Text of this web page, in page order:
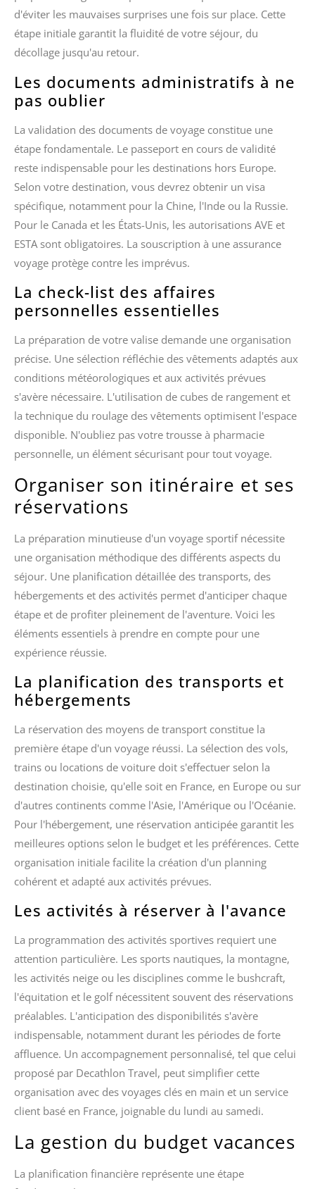
d'éviter les mauvaises surprises une fois sur place. Cette
étape initiale garantit la fluidité de votre séjour, du
décollage jusqu'au retour.
Les documents administratifs à ne
pas oublier
La validation des documents de voyage constitue une
étape fondamentale. Le passeport en cours de validité
reste indispensable pour les destinations hors Europe.
Selon votre destination, vous devrez obtenir un visa
spécifique, notamment pour la Chine, l'Inde ou la Russie.
Pour le Canada et les États-Unis, les autorisations AVE et
ESTA sont obligatoires. La souscription à une assurance
voyage protège contre les imprévus.
La check-list des affaires
personnelles essentielles
La préparation de votre valise demande une organisation
précise. Une sélection réfléchie des vêtements adaptés aux
conditions météorologiques et aux activités prévues
s'avère nécessaire. L'utilisation de cubes de rangement et
la technique du roulage des vêtements optimisent l'espace
disponible. N'oubliez pas votre trousse à pharmacie
personnelle, un élément sécurisant pour tout voyage.
Organiser son itinéraire et ses
réservations
La préparation minutieuse d'un voyage sportif nécessite
une organisation méthodique des différents aspects du
séjour. Une planification détaillée des transports, des
hébergements et des activités permet d'anticiper chaque
étape et de profiter pleinement de l'aventure. Voici les
éléments essentiels à prendre en compte pour une
expérience réussie.
La planification des transports et
hébergements
La réservation des moyens de transport constitue la
première étape d'un voyage réussi. La sélection des vols,
trains ou locations de voiture doit s'effectuer selon la
destination choisie, qu'elle soit en France, en Europe ou sur
d'autres continents comme l'Asie, l'Amérique ou l'Océanie.
Pour l'hébergement, une réservation anticipée garantit les
meilleures options selon le budget et les préférences. Cette
organisation initiale facilite la création d'un planning
cohérent et adapté aux activités prévues.
Les activités à réserver à l'avance
La programmation des activités sportives requiert une
attention particulière. Les sports nautiques, la montagne,
les activités neige ou les disciplines comme le bushcraft,
l'équitation et le golf nécessitent souvent des réservations
préalables. L'anticipation des disponibilités s'avère
indispensable, notamment durant les périodes de forte
affluence. Un accompagnement personnalisé, tel que celui
proposé par Decathlon Travel, peut simplifier cette
organisation avec des voyages clés en main et un service
client basé en France, joignable du lundi au samedi.
La gestion du budget vacances
La planification financière représente une étape